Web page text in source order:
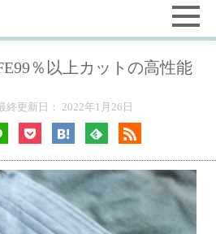
％以上カットの高性能
終更新日： 2022年1月26日